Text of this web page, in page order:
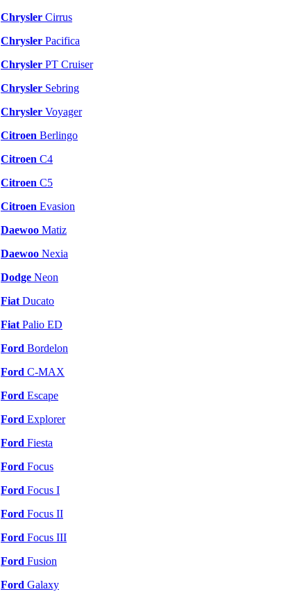
Chrysler Cirrus
Chrysler Pacifica
Chrysler PT Cruiser
Chrysler Sebring
Chrysler Voyager
Citroen Berlingo
Citroen C4
Citroen C5
Citroen Evasion
Daewoo Matiz
Daewoo Nexia
Dodge Neon
Fiat Ducato
Fiat Palio ED
Ford Bordelon
Ford C-MAX
Ford Escape
Ford Explorer
Ford Fiesta
Ford Focus
Ford Focus I
Ford Focus II
Ford Focus III
Ford Fusion
Ford Galaxy